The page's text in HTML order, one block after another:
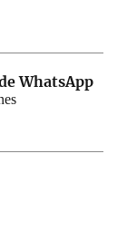
WhatsApp